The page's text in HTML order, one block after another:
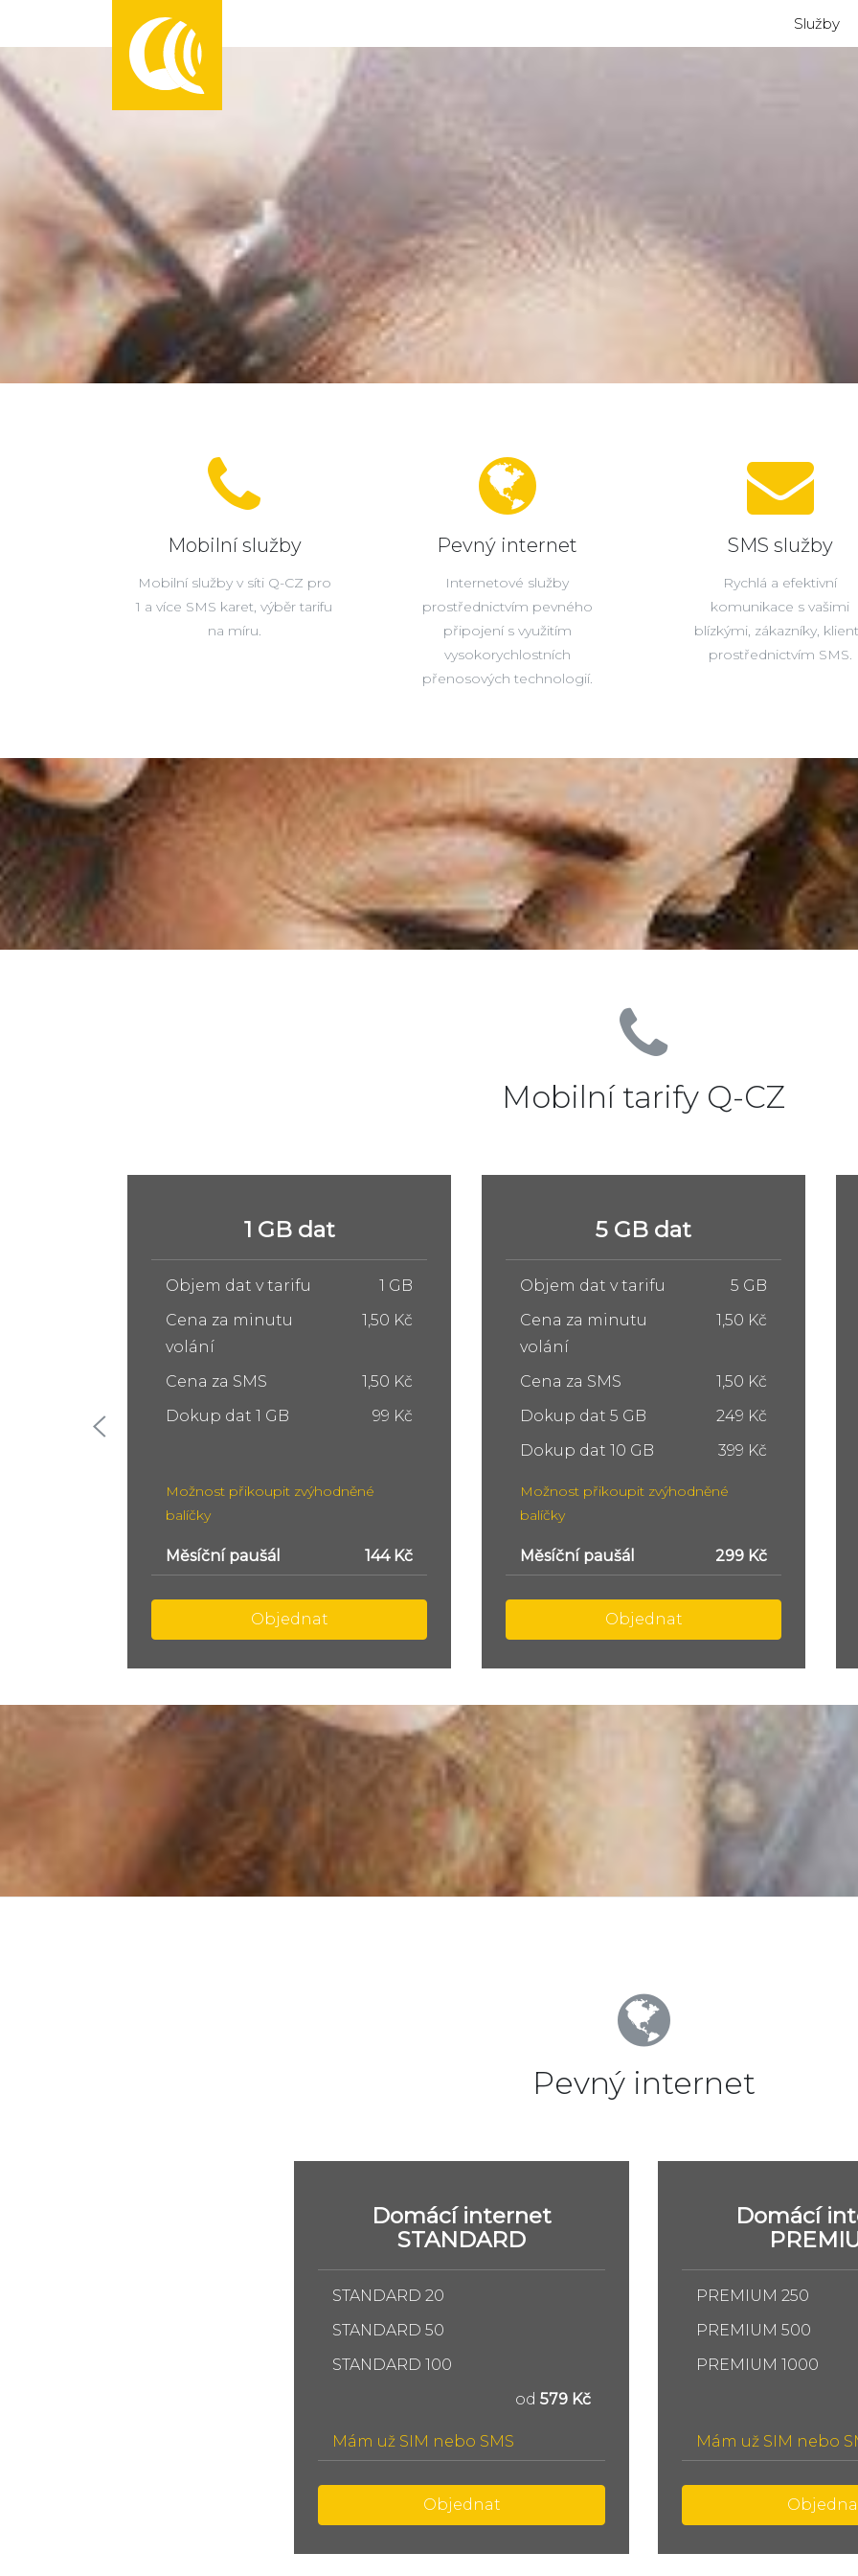
Služby
Mobilní služby
Mobilní služby v síti Q-CZ pro
1 a více SMS karet, výběr tarifu
na míru.
Pevný internet
Internetové služby
prostřednictvím pevného
připojení s využitím
vysokorychlostních
přenosových technologií.
SMS služby
Rychlá a efektivní
komunikace s vašimi
blízkými, zákazníky,
prostřednictvím SMS.
Mobilní tarify Q-CZ
5 GB dat
Objem dat v tarifu
5 GB
Cena za minutu
volání
1,50 Kč
Cena za SMS
1,50 Kč
Dokup dat 5 GB
249 Kč
Možnost přikoupit zvýhodněné
balíčky
Měsíční paušál 299 Kč
Objednat
10 GB dat
Objem dat v tarifu
10 GB
Cena za minutu
volání
1,50 Kč
Cena za SMS
1,50 Kč
Dokup dat 5 GB
249 Kč
Dokup dat 10 GB
399 Kč
Možnost přikoupit zvýhodněné
balíčky
Měsíční paušál 449 Kč
Objednat
Pevný internet
Domácí internet
STANDARD
STANDARD 20
STANDARD 50
STANDARD 100
od 579 Kč
Mám už SIM nebo SMS
Objednat
Domácí
PREMIUM 250
PREMIUM 500
PREMIUM 1000
Mám už SIM nebo